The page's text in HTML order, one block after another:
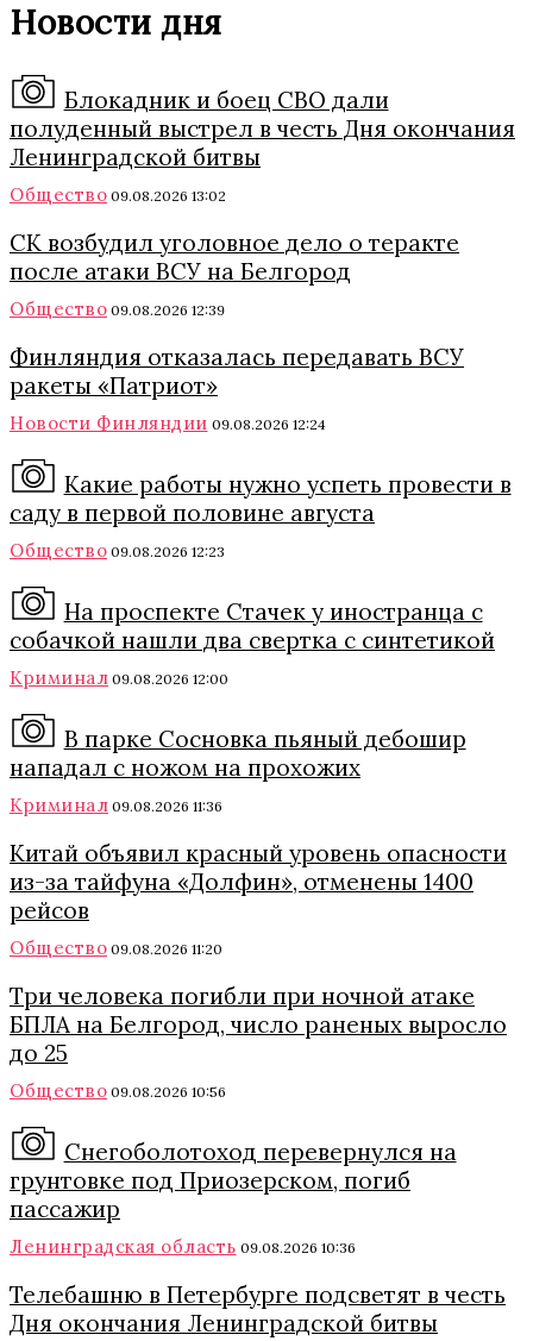
Новости дня
Блокадник и боец СВО дали
полуденный выстрел в честь Дня окончания
Ленинградской битвы
Общество 09.08.2026 13:02
СК возбудил уголовное дело о теракте
после атаки ВСУ на Белгород
Общество 09.08.2026 12:39
Финляндия отказалась передавать ВСУ
ракеты «Патриот»
Новости Финляндии 09.08.2026 12:24
Какие работы нужно успеть провести в
саду в первой половине августа
Общество 09.08.2026 12:23
На проспекте Стачек у иностранца с
собачкой нашли два свертка с синтетикой
Криминал 09.08.2026 12:00
В парке Сосновка пьяный дебошир
нападал с ножом на прохожих
Криминал 09.08.2026 11:36
Китай объявил красный уровень опасности
из-за тайфуна «Долфин», отменены 1400
рейсов
Общество 09.08.2026 11:20
Три человека погибли при ночной атаке
БПЛА на Белгород, число раненых выросло
до 25
Общество 09.08.2026 10:56
Снегоболотоход перевернулся на
грунтовке под Приозерском, погиб
пассажир
Ленинградская область 09.08.2026 10:36
Телебашню в Петербурге подсветят в честь
Дня окончания Ленинградской битвы